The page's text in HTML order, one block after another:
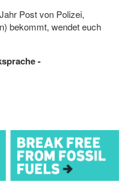
Post von Polizei,
bekommt, wendet euch
-